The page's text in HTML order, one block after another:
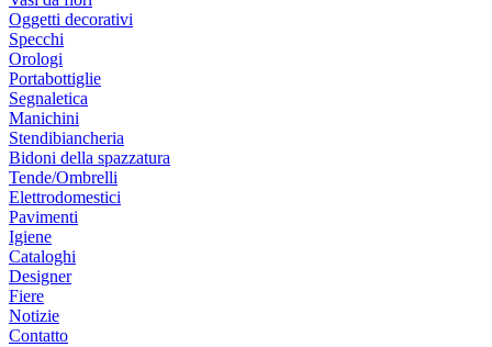
Oggetti decorativi
Specchi
Orologi
Portabottiglie
Segnaletica
Manichini
Stendibiancheria
Bidoni della spazzatura
Tende/Ombrelli
Elettrodomestici
Pavimenti
Igiene
Cataloghi
Designer
Fiere
Notizie
Contatto